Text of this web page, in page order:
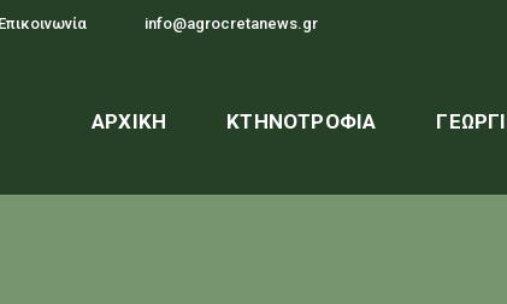
Επικοινωνία info@agrocretanews.gr
ΑΡΧΙΚΉ ΚΤΗΝΟΤΡΟΦΊΑ